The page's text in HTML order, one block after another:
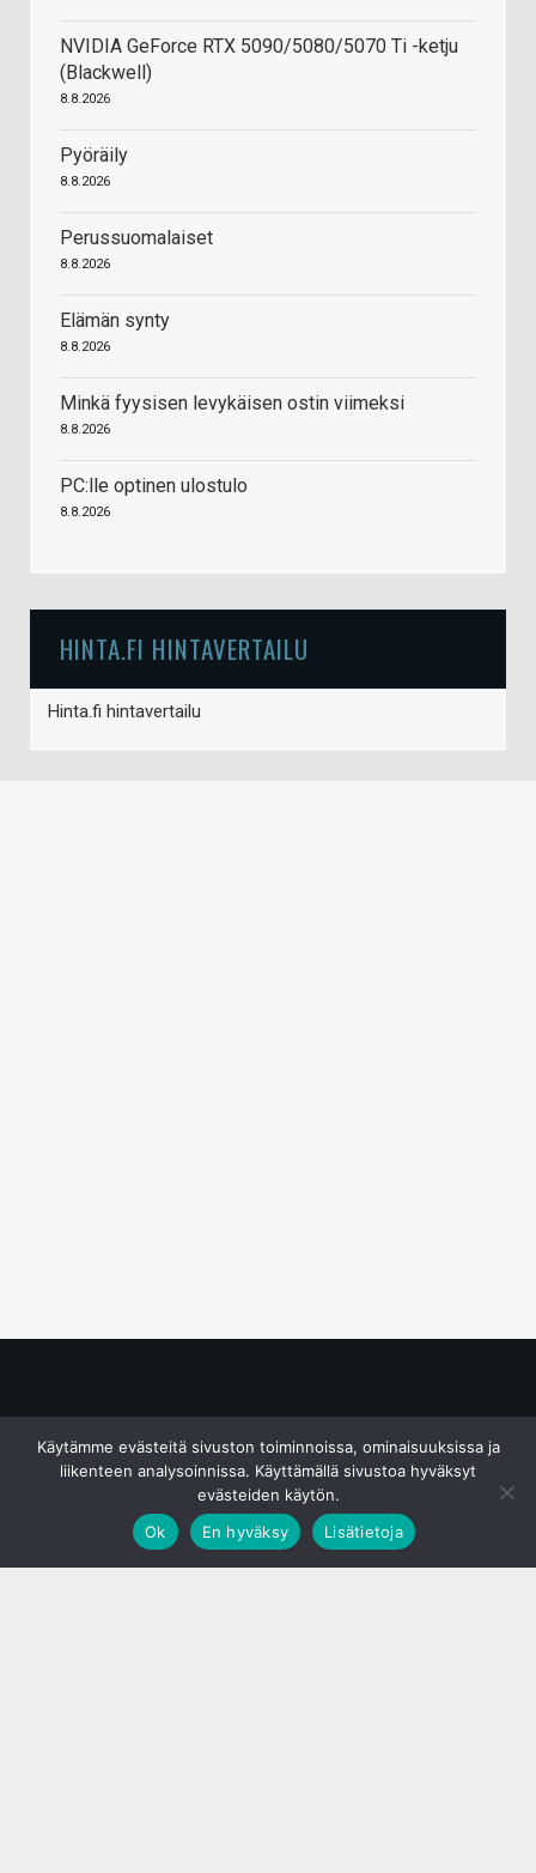
NVIDIA GeForce RTX 5090/5080/5070 Ti -ketju
(Blackwell)
8.8.2026
Pyöräily
8.8.2026
Perussuomalaiset
8.8.2026
Elämän synty
8.8.2026
Minkä fyysisen levykäisen ostin viimeksi
8.8.2026
PC:lle optinen ulostulo
8.8.2026
HINTA.FI HINTAVERTAILU
Hinta.fi hintavertailu
Käytämme evästeitä sivuston toiminnoissa, ominaisuuksissa ja
liikenteen analysoinnissa. Käyttämällä sivustoa hyväksyt
evästeiden käytön.
Ok
En hyväksy Lisätietoja